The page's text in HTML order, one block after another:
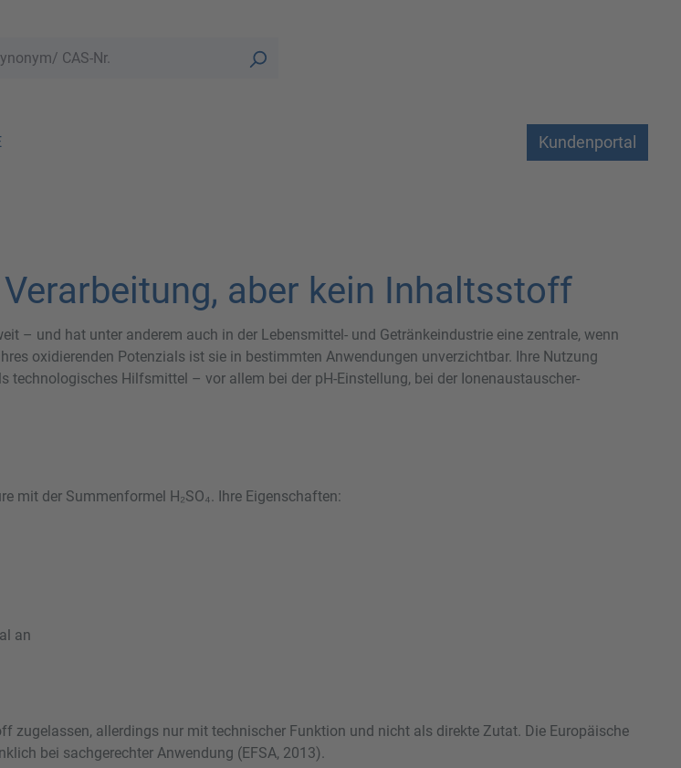
Kundenportal
aber kein Inhaltsstoff
– und hat unter anderem auch in der Lebensmittel- und Getränkeindustrie eine zentrale, wenn
oxidierenden Potenzials ist sie in bestimmten Anwendungen unverzichtbar. Ihre Nutzung
Hilfsmittel – vor allem bei der pH-Einstellung, bei der Ionenaustauscher-
mit der Summenformel H₂SO₄. Ihre Eigenschaften:
an
zugelassen, allerdings nur mit technischer Funktion und nicht als direkte Zutat. Die Europäische
bei sachgerechter Anwendung (EFSA, 2013).